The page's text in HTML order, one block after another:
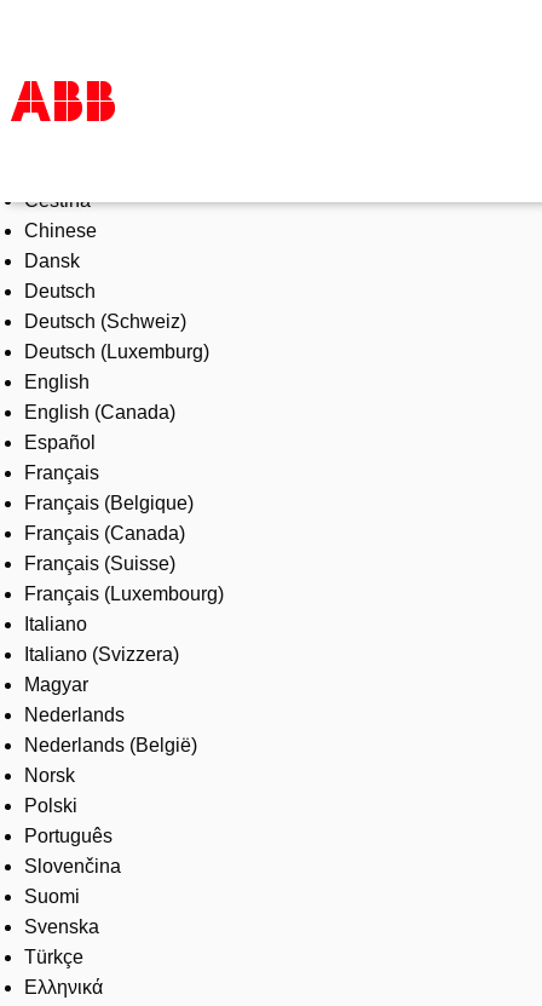
Products & Solutions
Industries
Services
About us
Where to buy
Contact us
Careers
Čeština
Chinese
Dansk
Deutsch
Deutsch (Schweiz)
Deutsch (Luxemburg)
English
English (Canada)
Español
Français
Français (Belgique)
Français (Canada)
Français (Suisse)
Français (Luxembourg)
Italiano
Italiano (Svizzera)
Magyar
Nederlands
Nederlands (België)
Norsk
Polski
Português
Slovenčina
Suomi
Svenska
Türkçe
Ελληνικά